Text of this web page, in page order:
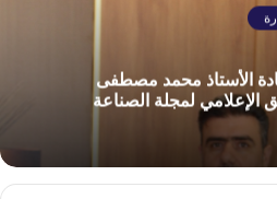
الأستاذ محمد مصطفى
لمجلة الصناعة